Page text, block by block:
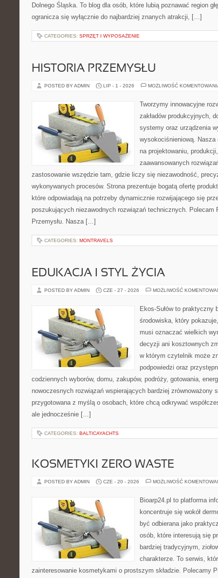
Dolnego Śląska. To blog dla osób, które lubią poznawać region
ogranicza się wyłącznie do najbardziej znanych atrakcji, […]
CATEGORIES: SPRZĘT I WYPOSAŻENIE
HISTORIA PRZEMYSŁU
POSTED BY ADMIN LIP - 1 - 2026 MOŻLIWOŚĆ
Tworzymy innowacyjne
zakładów produkcyjnych,
systemy oraz urządzenia
wysokociśnieniową. Nasza
na projektowaniu,
zaawansowanych
zastosowanie wszędzie tam, gdzie liczy się niezawodność,
wykonywanych procesów. Strona prezentuje bogatą ofertę
które odpowiadają na potrzeby dynamicznie rozwijającego się
poszukujących niezawodnych rozwiązań technicznych. Polecam
Przemysłu. Nasza […]
CATEGORIES: MONTRAVELS
EDUKACJA I STYL ŻYCIA
POSTED BY ADMIN CZE - 27 - 2026 MOŻLIWOŚĆ
Ekos-Sułów to praktyczny
środowiska, który
musi oznaczać wielkich
decyzji ani kosztownych
w którym czytelnik może
podpowiedzi oraz
codziennych wyborów, domu, zakupów, podróży, gotowania,
nowoczesnych rozwiązań wspierających bardziej zrównoważony
przygotowana z myślą o osobach, które chcą odkrywać
ale jednocześnie […]
CATEGORIES: BALTICAYACHTS
KOSMETYKI ZERO WASTE
POSTED BY ADMIN CZE - 20 - 2026 MOŻLIWOŚĆ
Bioarp24.pl to platforma
koncentruje się wokół
być odbierana jako
osób, które interesują się
bardziej tradycyjnym,
charakterze. To serwis,
zainteresowanie kosmetykami o prostszym składzie. Polecamy